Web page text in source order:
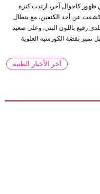
ظهور كاجوال آخر، ارتدت كنزة
كشفت عن أحد الكتفين، مع بنطال
رفيع باللون البني. وعلى صعيد
تميز بقصّة الكورسيه العلوية
آخر الأخبار الطبية